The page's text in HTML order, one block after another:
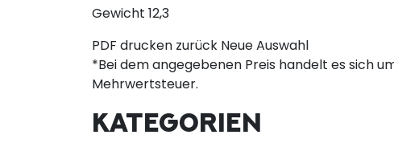
Gewicht 12,3
PDF drucken zurück Neue Auswahl
*Bei dem angegebenen Preis handelt es sich
Mehrwertsteuer.
KATEGORIEN